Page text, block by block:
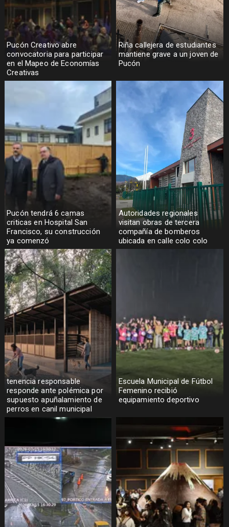
Pucón Creativo abre
convocatoria para participar
en el Mapeo de Economías
Creativas
Riña callejera de estudiantes
mantiene grave a un joven de
Pucón
Pucón tendrá 6 camas
criticas en Hospital San
Francisco, su construcción
ya comenzó
Autoridades regionales
visitan obras de tercera
compañía de bomberos
ubicada en calle colo colo
tenencia responsable
responde ante polémica por
supuesto apuñalamiento de
perros en canil municipal
Escuela Municipal de Fútbol
Femenino recibió
equipamiento deportivo